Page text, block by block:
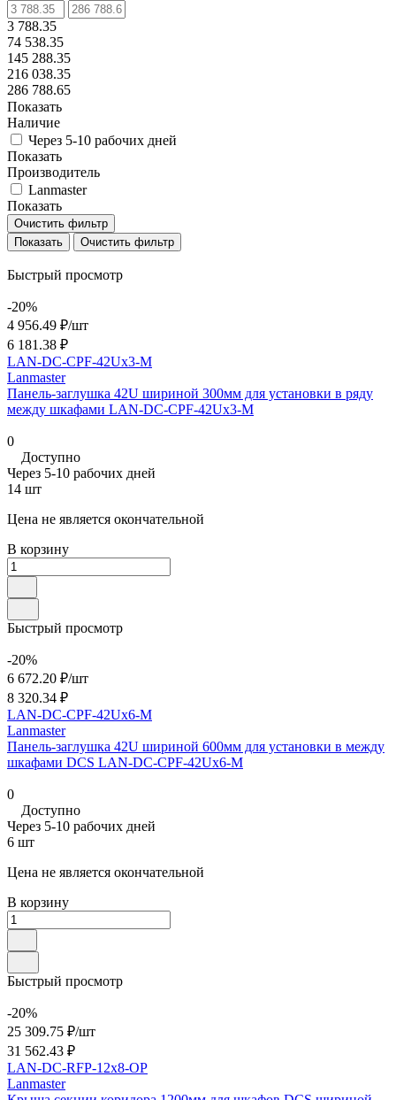
3 788.35
74 538.35
145 288.35
216 038.35
286 788.65
Показать
Наличие
Через 5-10 рабочих дней
Показать
Производитель
Lanmaster
Показать
Очистить фильтр
Очистить фильтр
Быстрый просмотр
-20%
4 956.49 ₽/шт
6 181.38 ₽
LAN-DC-CPF-42Ux3-M
Lanmaster
Панель-заглушка 42U шириной 300мм для установки в ряду
между шкафами LAN-DC-CPF-42Ux3-M
0
Доступно
Через 5-10 рабочих дней
14 шт
Цена не является окончательной
В корзину
Быстрый просмотр
-20%
6 672.20 ₽/шт
8 320.34 ₽
LAN-DC-CPF-42Ux6-M
Lanmaster
Панель-заглушка 42U шириной 600мм для установки в между
шкафами DCS LAN-DC-CPF-42Ux6-M
0
Доступно
Через 5-10 рабочих дней
6 шт
Цена не является окончательной
В корзину
Быстрый просмотр
-20%
25 309.75 ₽/шт
31 562.43 ₽
LAN-DC-RFP-12x8-OP
Lanmaster